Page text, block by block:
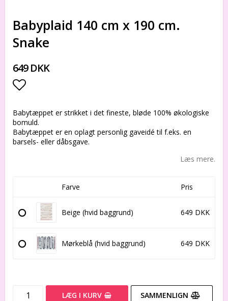
Babyplaid 140 cm x 190 cm.
Snake
649 DKK
Add to list of favorites
Babytæppet er strikket i det fineste, bløde 100% økologiske
bomuld.
Babytæppet er en oplagt personlig gaveidé til f.eks. en
barsels- eller dåbsgave.
Læs mere.
Farve Pris
Beige (hvid baggrund) 649 DKK
Mørkeblå (hvid baggrund) 649 DKK
LÆG I KURV SAMMENLIGN